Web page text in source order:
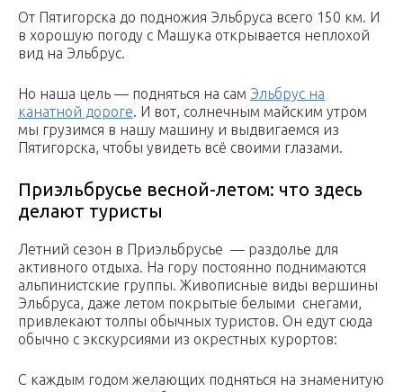
От Пятигорска до подножия Эльбруса всего 150 км. И
в хорошую погоду с Машука открывается неплохой
вид на Эльбрус.
Но наша цель — подняться на сам Эльбрус на
канатной дороге. И вот, солнечным майским утром
мы грузимся в нашу машину и выдвигаемся из
Пятигорска, чтобы увидеть всё своими глазами.
Приэльбрусье весной-летом: что здесь
делают туристы
Летний сезон в Приэльбрусье — раздолье для
активного отдыха. На гору постоянно поднимаются
альпинистские группы. Живописные виды вершины
Эльбруса, даже летом покрытые белыми снегами,
привлекают толпы обычных туристов. Он едут сюда
обычно с экскурсиями из окрестных курортов:
С каждым годом желающих подняться на знаменитую